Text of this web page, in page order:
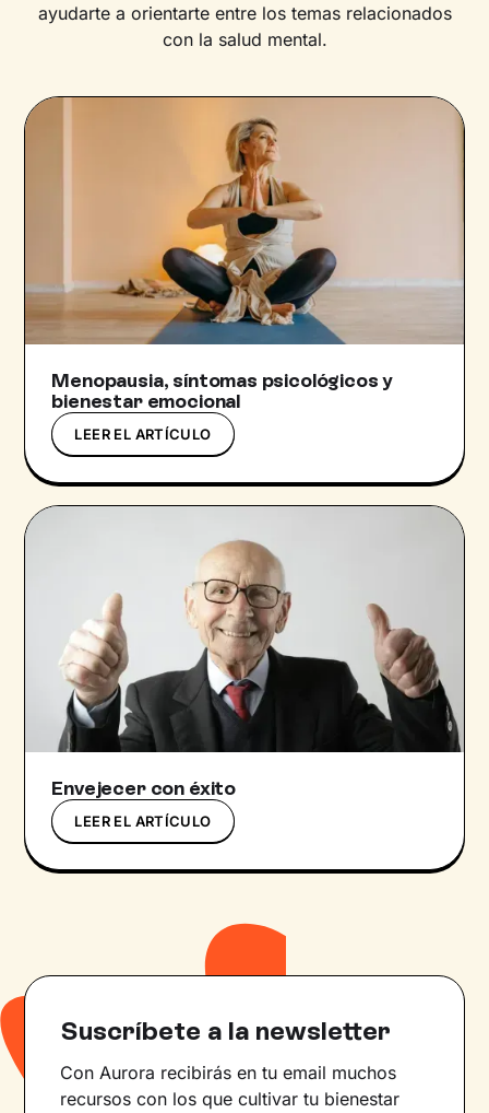
ayudarte a orientarte entre los temas relacionados
con la salud mental.
Menopausia, síntomas psicológicos y
bienestar emocional
LEER EL ARTÍCULO
Envejecer con éxito
LEER EL ARTÍCULO
Suscríbete a la newsletter
Con Aurora recibirás en tu email muchos
recursos con los que cultivar tu bienestar